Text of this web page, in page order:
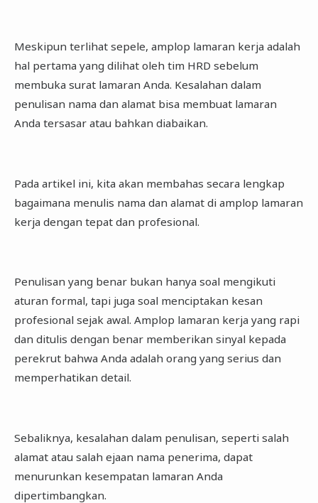
Meskipun terlihat sepele, amplop lamaran kerja adalah
hal pertama yang dilihat oleh tim HRD sebelum
membuka surat lamaran Anda. Kesalahan dalam
penulisan nama dan alamat bisa membuat lamaran
Anda tersasar atau bahkan diabaikan.
Pada artikel ini, kita akan membahas secara lengkap
bagaimana menulis nama dan alamat di amplop lamaran
kerja dengan tepat dan profesional.
Penulisan yang benar bukan hanya soal mengikuti
aturan formal, tapi juga soal menciptakan kesan
profesional sejak awal. Amplop lamaran kerja yang rapi
dan ditulis dengan benar memberikan sinyal kepada
perekrut bahwa Anda adalah orang yang serius dan
memperhatikan detail.
Sebaliknya, kesalahan dalam penulisan, seperti salah
alamat atau salah ejaan nama penerima, dapat
menurunkan kesempatan lamaran Anda
dipertimbangkan.